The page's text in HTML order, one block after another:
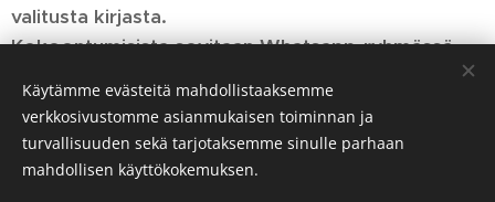
valitusta kirjasta.
Kokoontumisista sovitaan Whatsapp-ryhmässä,
kuin sinulle sopii!
Liity kirjakerhon ryhmään
Käytämme evästeitä mahdollistaaksemme
verkkosivustomme asianmukaisen toiminnan ja
turvallisuuden sekä tarjotaksemme sinulle parhaan
mahdollisen käyttökokemuksen.